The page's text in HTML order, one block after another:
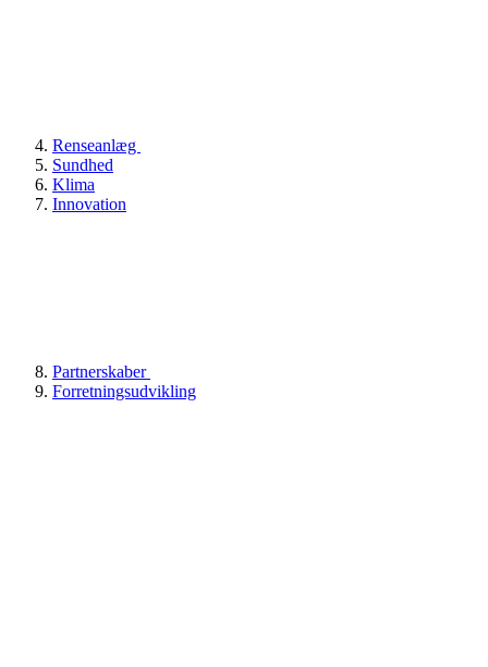
Renseanlæg
Sundhed
Klima
Innovation
Partnerskaber
Forretningsudvikling